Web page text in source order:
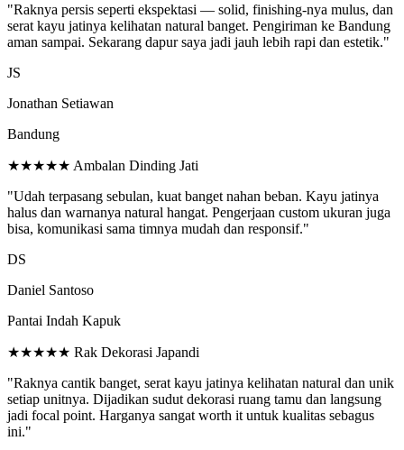
"Raknya persis seperti ekspektasi — solid, finishing-nya mulus, dan
serat kayu jatinya kelihatan natural banget. Pengiriman ke Bandung
aman sampai. Sekarang dapur saya jadi jauh lebih rapi dan estetik."
JS
Jonathan Setiawan
Bandung
★★★★★ Ambalan Dinding Jati
"Udah terpasang sebulan, kuat banget nahan beban. Kayu jatinya
halus dan warnanya natural hangat. Pengerjaan custom ukuran juga
bisa, komunikasi sama timnya mudah dan responsif."
DS
Daniel Santoso
Pantai Indah Kapuk
★★★★★ Rak Dekorasi Japandi
"Raknya cantik banget, serat kayu jatinya kelihatan natural dan unik
setiap unitnya. Dijadikan sudut dekorasi ruang tamu dan langsung
jadi focal point. Harganya sangat worth it untuk kualitas sebagus
ini."